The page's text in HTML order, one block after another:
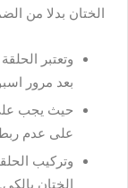
الختان بدلا من
وتعتبر
بعد مرور
حيث يجب على
على عدم
وتركيب